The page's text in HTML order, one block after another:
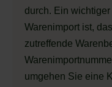
durch. Ein
Warenimport ist,
zutreffende
umgehen Sie eine